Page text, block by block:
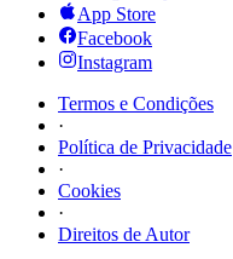
App Store
Facebook
Instagram
Termos e Condições
·
Política de Privacidade
·
Cookies
·
Direitos de Autor